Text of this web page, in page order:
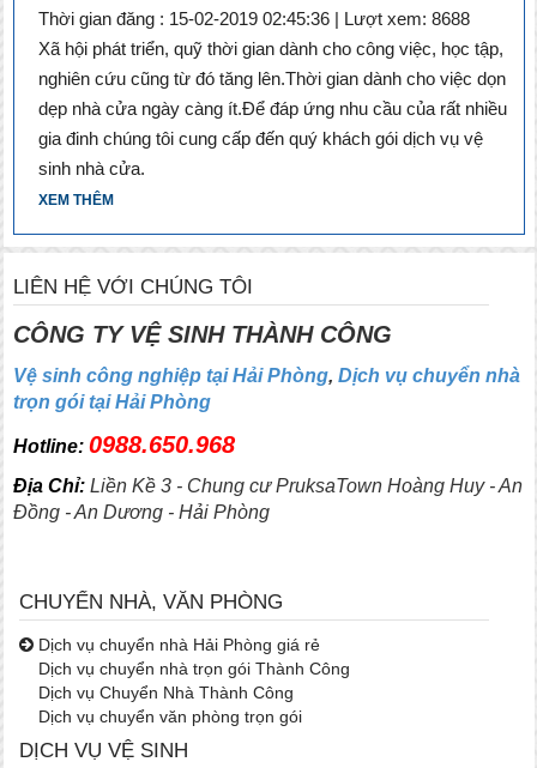
Thời gian đăng : 15-02-2019 02:45:36 | Lượt xem: 8688
Xã hội phát triển, quỹ thời gian dành cho công việc, học tập,
nghiên cứu cũng từ đó tăng lên.Thời gian dành cho việc dọn
dẹp nhà cửa ngày càng ít.Để đáp ứng nhu cầu của rất nhiều
gia đinh chúng tôi cung cấp đến quý khách gói dịch vụ vệ
sinh nhà cửa.
XEM THÊM
LIÊN HỆ VỚI CHÚNG TÔI
CÔNG TY VỆ SINH THÀNH CÔNG
Vệ sinh công nghiệp tại Hải Phòng, Dịch vụ chuyển nhà
trọn gói tại Hải Phòng
Hotline: 0988.650.968
Địa Chỉ:Liền Kề 3 - Chung cư PruksaTown Hoàng Huy - An
Đồng - An Dương - Hải Phòng
CHUYỂN NHÀ, VĂN PHÒNG
Dịch vụ chuyển nhà Hải Phòng giá rẻ
Dịch vụ chuyển nhà trọn gói Thành Công
Dịch vụ Chuyển Nhà Thành Công
Dịch vụ chuyển văn phòng trọn gói
DỊCH VỤ VỆ SINH